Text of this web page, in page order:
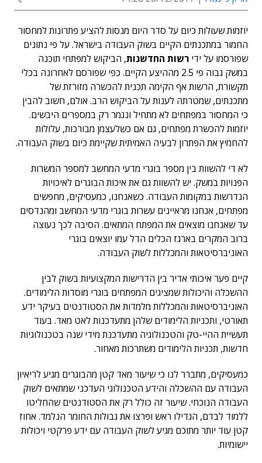
יוזמות שעולות כיום על סדר היום מנסות להציע פתרונות למחסור
החמור במתכנתים הקיים בשוק העבודה בישראל. על פי נתונים
שפורסמו על ידי רשות החדשנות, הביקוש למפתחי תוכנה
במשק גבוה פי 2.5 מההיצע הקיים. כפי שפורסם לאחרונה בכלי
תקשורת, הרשות אף הקימה תכנית להכשרה מזורזת של
מתכנתים, שמטרתה לענות על הביקוש הרב. אולם, חשוב להבין
כי המחסור במפתחים לא מתחיל ונגמר רק במספרים היבשים.
יוזמות להכשרת מפתחים, גם אם כשלעצמן מבורכות, עלולות
להחמיץ את הפתרון לבעיה האמיתית שקיימת כיום בשוק העבודה.
לא די להשוות בין מספר בוגרי מדעי המחשב למספר המשרות
הפנויות במשק. יש להשוות גם את איכות הבוגרים לאיכויות
הנדרשות במקומות העבודה. כשאנחנו, כמעסיקים, מחפשים
מפתחים, אנחנו מראיינים עשרות בוגרי מדעי המחשב ומהנדסים
עד שאנחנו מוצאים את המפתח המתאים. הסיבה לכך נעוצה
ברוב המקרים בארגז הכלים הדל עמו יוצאים בוגרי
האוניברסיטאות והמכללות לשוק העבודה.
קיים פער איכותי אדיר בין הדרישות המקצועיות בשוק לבין
ההשכלה והיכולות שמציגים המפתחים בוגרי מוסדות הלימודים.
האוניברסיטאות והמכללות מלמדות את הסטודנטים בעיקר ידע
תאורטי, ותכניות הלימודים שלהן מתעדכנות לאט מאד. בעוד
תעשיית ההיי-טק והטכנולוגיה מתעדכנת מידי שנה בטכנולוגיות
חדשות, תכניות הלימודים משתרכות מאחור.
כמעסיקים, מתברר לנו כי שיעור מאד קטן מהבוגרים מגיע לריאיון
העבודה עם ההשכלה והידע הטכנולוגי העדכני שמתאים לשוק
העבודה הנוכחי. שיעור זה כולל רק את הסטודנטים שהחליטו
ללמוד לבדם, הגדילו ראש ופרצו את גבולות החומר הנלמד. אחוז
קטן עוד יותר מתוכם מגיע לשוק העבודה עם ידע פרקטי ויכולות
יישומיות.